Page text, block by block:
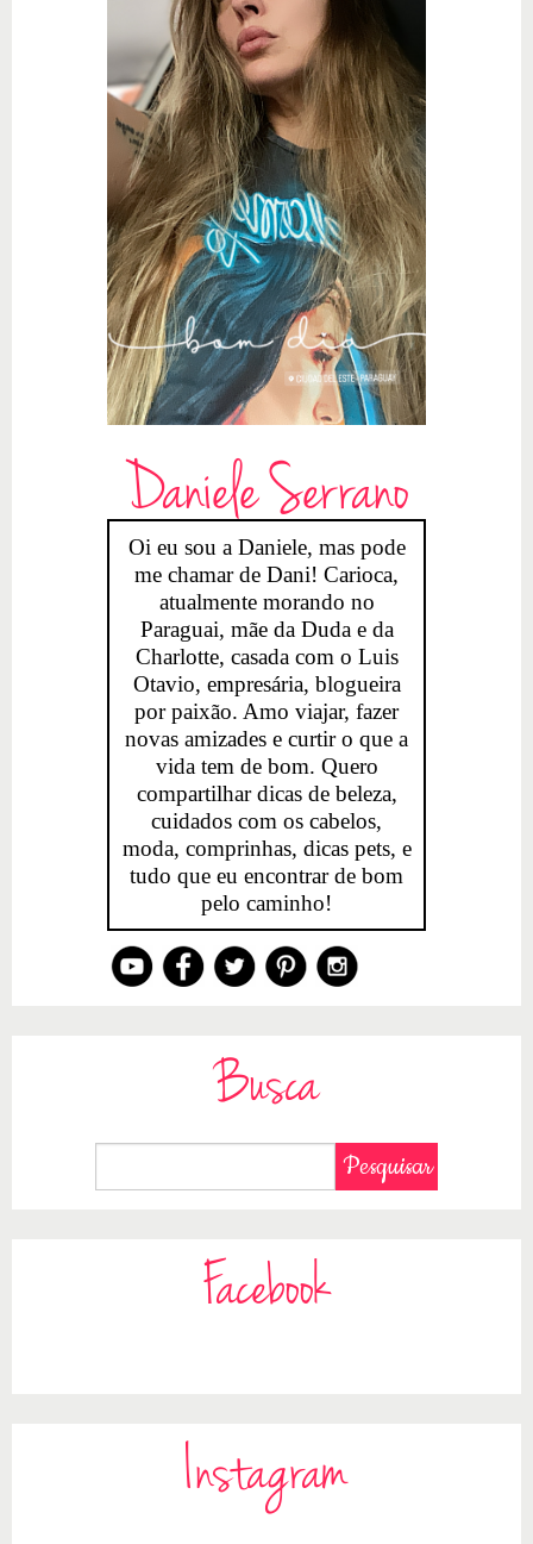
Daniele Serrano
Oi eu sou a Daniele, mas pode
me chamar de Dani! Carioca,
atualmente morando no
Paraguai, mãe da Duda e da
Charlotte, casada com o Luis
Otavio, empresária, blogueira
por paixão. Amo viajar, fazer
novas amizades e curtir o que a
vida tem de bom. Quero
compartilhar dicas de beleza,
cuidados com os cabelos,
moda, comprinhas, dicas pets, e
tudo que eu encontrar de bom
pelo caminho!
Busca
Facebook
Instagram